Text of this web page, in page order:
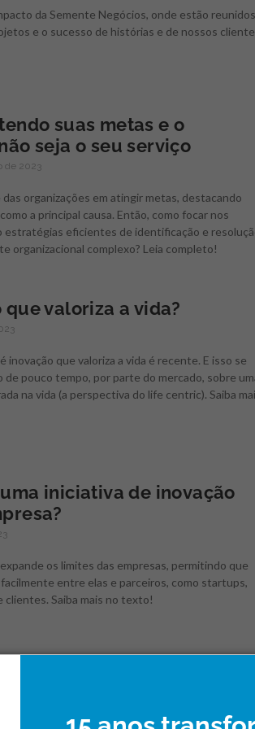
da Semente Negócios, onde estão reunidos
e o sucesso de histórias e de nossos
suas metas e o
seja o seu serviço
de 2023
organizações em atingir metas, destacando
a principal causa. Então, como focar nos
estratégias eficientes de identificação e
organizacional complexo? Leia completo!
que valoriza a vida?
que valoriza a vida é recente. E isso se
pouco tempo, por parte do mercado, sobre
na vida (a perspectiva do life centric). Saiba
iniciativa de inovação
os limites das empresas, permitindo que
entre elas e parceiros, como startups,
Saiba mais no texto!